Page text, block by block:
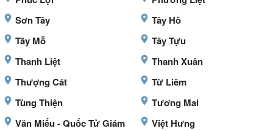
Sơn Tây
Tây Hồ
Tây Mỗ
Tây Tựu
Thanh Liệt
Thanh Xuân
Thượng Cát
Từ Liêm
Tùng Thiện
Tương Mai
Văn Miếu - Quốc Tử Giám
Việt Hưng